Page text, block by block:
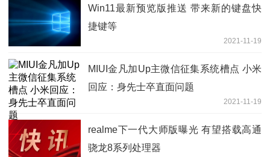
Win11最新预览版推送 带来新的键盘快
捷键等
2021-11-19
MIUI金凡加Up主微信征集系统槽点 小米
回应：身先士卒直面问题
2021-11-19
realme下一代大师版曝光 有望搭载高通
骁龙8系列处理器